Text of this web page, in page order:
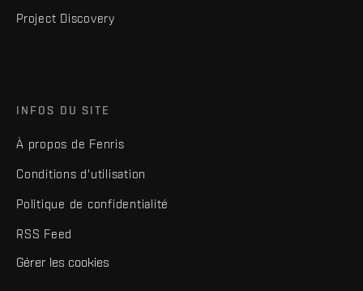
Project Discovery
INFOS DU SITE
À propos de Fenris
Conditions d'utilisation
Politique de confidentialité
RSS Feed
Gérer les cookies